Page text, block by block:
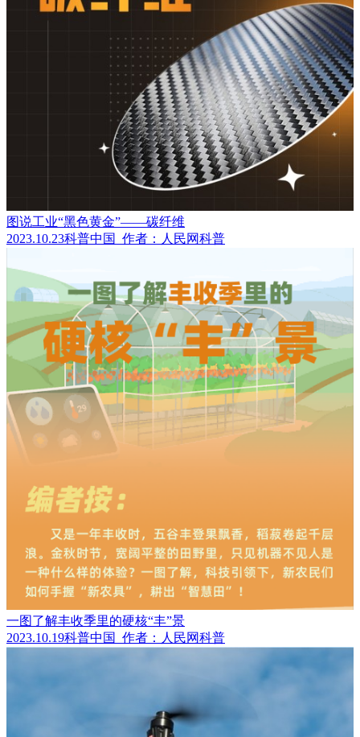
图说工业“黑色黄金”——碳纤维
2023.10.23科普中国 作者：人民网科普
一图了解丰收季里的硬核“丰”景
2023.10.19科普中国 作者：人民网科普